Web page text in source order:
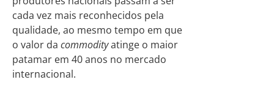
cada vez mais reconhecidos pela
qualidade, ao mesmo tempo em que
o valor da commodityatinge o maior
patamar em 40 anos no mercado
internacional.